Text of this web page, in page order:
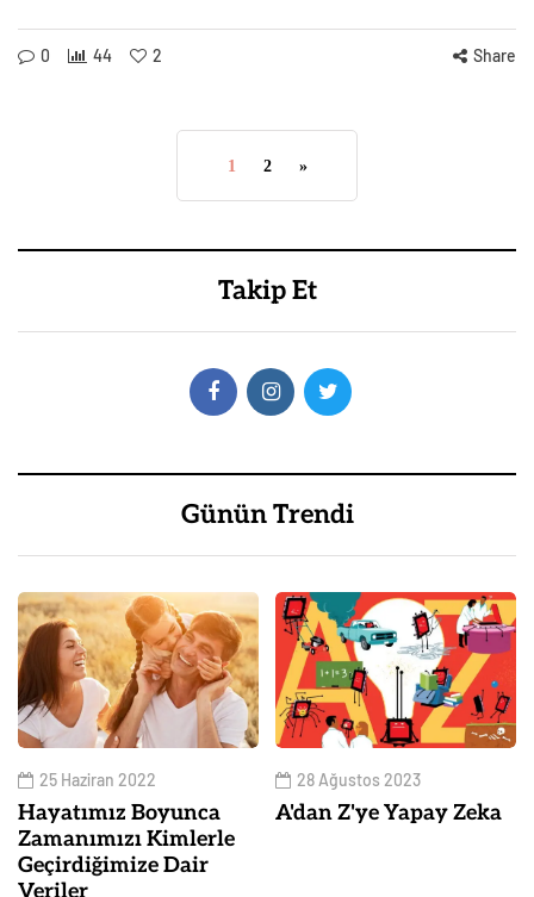
0 44 2 Share
1 2 »
Takip Et
Günün Trendi
25 Haziran 2022
Hayatımız Boyunca
Zamanımızı Kimlerle
Geçirdiğimize Dair
Veriler
28 Ağustos 2023
A'dan Z'ye Yapay Zeka